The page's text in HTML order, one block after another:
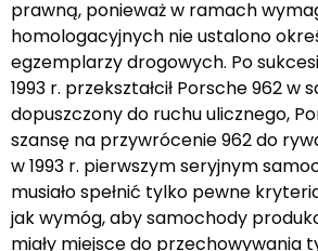
prawną, ponieważ w ramach
homologacyjnych nie ustalono
egzemplarzy drogowych. Po
1993 r. przekształcił Porsche 962 w
dopuszczony do ruchu ulicznego,
szansę na przywrócenie 962 do
w 1993 r. pierwszym seryjnym
musiało spełnić tylko pewne
jak wymóg, aby samochody
miały miejsce do przechowywania